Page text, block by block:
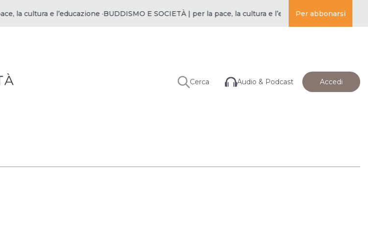
la cultura e l’educazione ·BUDDISMO E SOCIETÀ | per la pace, la cultura e l’educazione ·BUDDISMO E
Per abbonarsi
Cerca Audio & Podcast Accedi